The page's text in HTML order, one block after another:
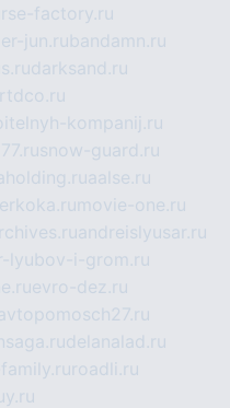
factory.ru
jun.rubandamn.ru
darksand.ru
rtdco.ru
kompanij.ru
snow-guard.ru
aalse.ru
movie-one.ru
andreislyusar.ru
lyubov-i-grom.ru
evro-dez.ru
delanalad.ru
roadli.ru